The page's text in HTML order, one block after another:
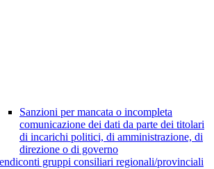
Sanzioni per mancata o incompleta
comunicazione dei dati da parte dei titolari
di incarichi politici, di amministrazione, di
direzione o di governo
gruppi consiliari regionali/provinciali